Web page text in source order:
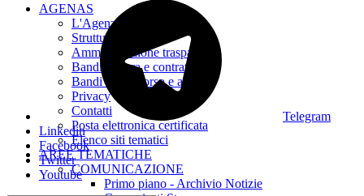
Telegram
Linkedin
Facebook
Twitter
Youtube
AGENAS
L'Agenzia
Struttura
Amministrazione trasparente
Bandi di gara e contratti
Bandi di concorso e avvisi
Privacy
Contatti
Posta elettronica certificata
Elenco siti tematici
AREE TEMATICHE
COMUNICAZIONE
Primo piano - Archivio Notizie